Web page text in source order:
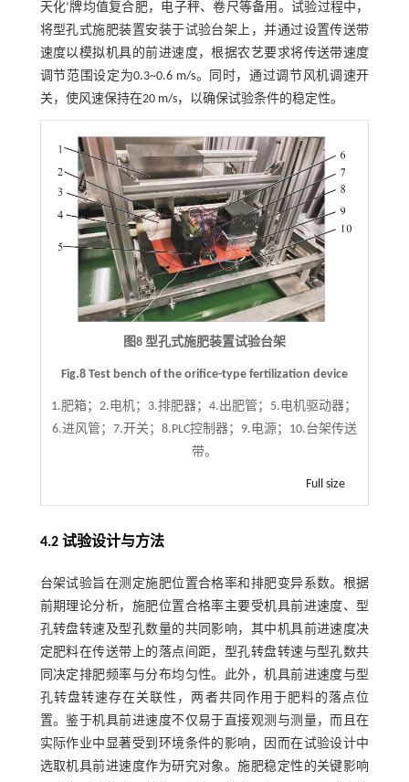
天化’牌均值复合肥，电子秤、卷尺等备用。试验过程中，
将型孔式施肥装置安装于试验台架上，并通过设置传送带
速度以模拟机具的前进速度，根据农艺要求将传送带速度
调节范围设定为0.3~0.6 m/s。同时，通过调节风机调速开
关，使风速保持在20 m/s，以确保试验条件的稳定性。
图8 型孔式施肥装置试验台架
Fig.8 Test bench of the orifice-type fertilization device
1.肥箱；2.电机；3.排肥器；4.出肥管；5.电机驱动器；
6.进风管；7.开关；8.PLC控制器；9.电源；10.台架传送
带。
Full size
4.2 试验设计与方法
台架试验旨在测定施肥位置合格率和排肥变异系数。根据
前期理论分析，施肥位置合格率主要受机具前进速度、型
孔转盘转速及型孔数量的共同影响，其中机具前进速度决
定肥料在传送带上的落点间距，型孔转盘转速与型孔数共
同决定排肥频率与分布均匀性。此外，机具前进速度与型
孔转盘转速存在关联性，两者共同作用于肥料的落点位
置。鉴于机具前进速度不仅易于直接观测与测量，而且在
实际作业中显著受到环境条件的影响，因而在试验设计中
选取机具前进速度作为研究对象。施肥稳定性的关键影响